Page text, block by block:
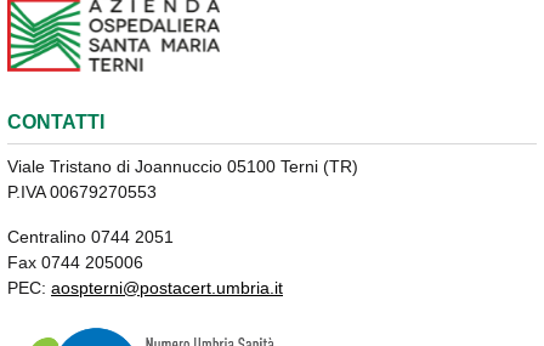
CONTATTI
Viale Tristano di Joannuccio 05100 Terni (TR)
P.IVA 00679270553
Centralino 0744 2051
Fax 0744 205006
PEC: aospterni@postacert.umbria.it